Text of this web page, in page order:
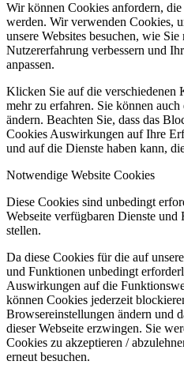
Wir können Cookies anfordern,
werden. Wir verwenden Cookies,
unsere Websites besuchen, wie
Nutzererfahrung verbessern und
anpassen.
Klicken Sie auf die verschiedenen
mehr zu erfahren. Sie können
ändern. Beachten Sie, dass das
Cookies Auswirkungen auf Ihre
und auf die Dienste haben kann,
Notwendige Website Cookies
Diese Cookies sind unbedingt
Webseite verfügbaren Dienste
stellen.
Da diese Cookies für die auf
und Funktionen unbedingt
Auswirkungen auf die
können Cookies jederzeit
Browsereinstellungen ändern und
dieser Webseite erzwingen. Sie
Cookies zu akzeptieren /
erneut besuchen.